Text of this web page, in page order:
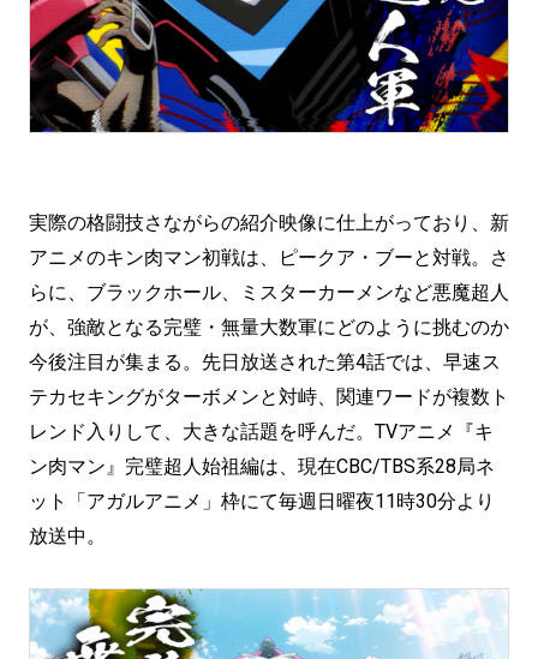
実際の格闘技さながらの紹介映像に仕上がっており、新
アニメのキン肉マン初戦は、ピークア・ブーと対戦。さ
らに、ブラックホール、ミスターカーメンなど悪魔超人
が、強敵となる完璧・無量大数軍にどのように挑むのか
今後注目が集まる。先日放送された第4話では、早速ス
テカセキングがターボメンと対峙、関連ワードが複数ト
レンド入りして、大きな話題を呼んだ。TVアニメ『キ
ン肉マン』完璧超人始祖編は、現在CBC/TBS系28局ネ
ット「アガルアニメ」枠にて毎週日曜夜11時30分より
放送中。